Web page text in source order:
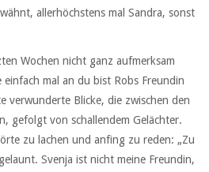
allerhöchstens mal Sandra, sonst
Wochen nicht ganz aufmerksam
mal an du bist Robs Freundin
verwunderte Blicke, die zwischen den
gefolgt von schallendem Gelächter.
zu lachen und anfing zu reden: „Zu
Svenja ist nicht meine Freundin,